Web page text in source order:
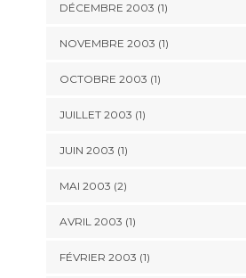
DÉCEMBRE 2003 (1)
NOVEMBRE 2003 (1)
OCTOBRE 2003 (1)
JUILLET 2003 (1)
JUIN 2003 (1)
MAI 2003 (2)
AVRIL 2003 (1)
FÉVRIER 2003 (1)